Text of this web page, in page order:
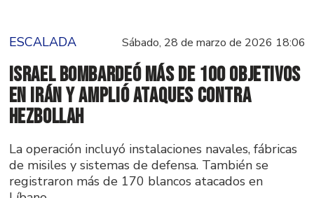
ESCALADA Sábado, 28 de marzo de 2026 18:06
Israel bombardeó más de 100 objetivos
en Irán y amplió ataques contra
Hezbollah
La operación incluyó instalaciones navales, fábricas
de misiles y sistemas de defensa. También se
registraron más de 170 blancos atacados en